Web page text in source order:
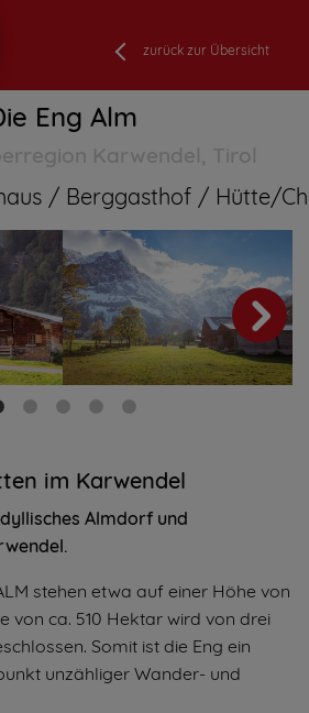
zurück zur Übersicht
Eng Alm
Karwendel, Tirol
Berggasthof Hütte/
im Karwendel
Almdorf und
stehen etwa auf einer Höhe von
von ca. 510 Hektar wird von drei
Somit ist die Eng ein
unzähliger Wander- und